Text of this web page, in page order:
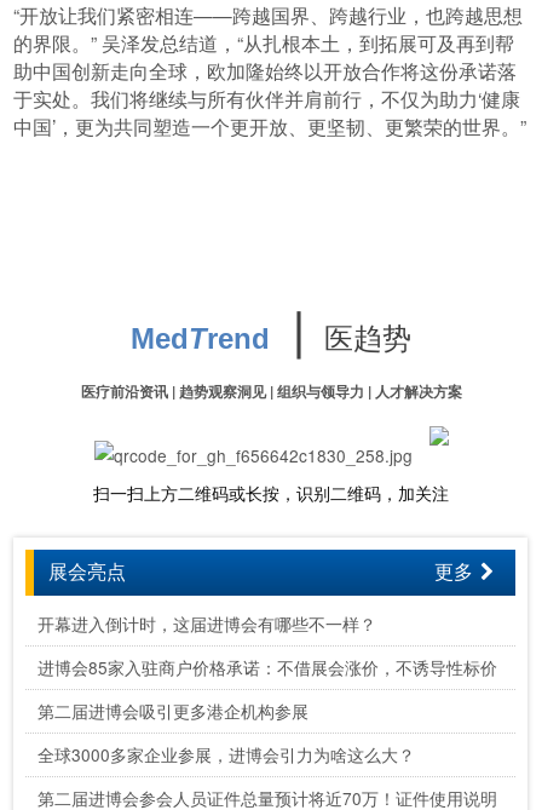
“开放让我们紧密相连——跨越国界、跨越行业，也跨越思想
的界限。” 吴泽发总结道，“从扎根本土，到拓展可及再到帮
助中国创新走向全球，欧加隆始终以开放合作将这份承诺落
于实处。我们将继续与所有伙伴并肩前行，不仅为助力‘健康
中国’，更为共同塑造一个更开放、更坚韧、更繁荣的世界。”
MedTrend ∣ 医趋势
医疗前沿资讯 | 趋势观察洞见 | 组织与领导力 | 人才解决方案
扫一扫上方二维码或长按，识别二维码，加关注
展会亮点 更多
开幕进入倒计时，这届进博会有哪些不一样？
进博会85家入驻商户价格承诺：不借展会涨价，不诱导性标价
第二届进博会吸引更多港企机构参展
全球3000多家企业参展，进博会引力为啥这么大？
第二届进博会参会人员证件总量预计将近70万！证件使用说明